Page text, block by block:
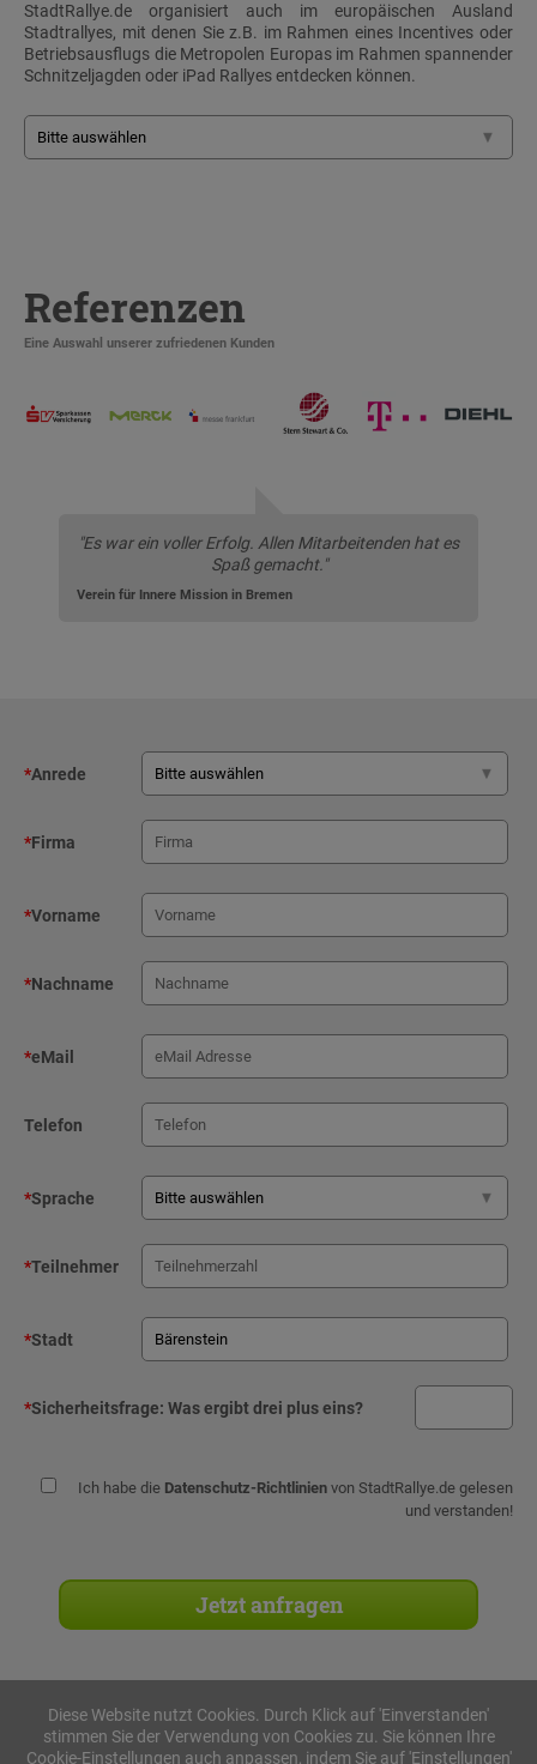
StadtRallye.de organisiert auch im europäischen Ausland
Stadtrallyes, mit denen Sie z.B. im Rahmen eines Incentives oder
Betriebsausflugs die Metropolen Europas im Rahmen spannender
Schnitzeljagden oder iPad Rallyes entdecken können.
Referenzen
Eine Auswahl unserer zufriedenen Kunden
"Es war ein voller Erfolg. Allen Mitarbeitenden hat es
Spaß gemacht."
Verein für Innere Mission in Bremen
*Anrede
*Firma
*Vorname
*Nachname
*eMail
Telefon
*Sprache
*Teilnehmer
*Stadt
*Sicherheitsfrage: Was ergibt drei plus eins?
Ich habe die Datenschutz-Richtlinien von StadtRallye.de gelesen
und verstanden!
Stadtrallyes
Diese Website nutzt Cookies. Durch Klick auf 'Einverstanden'
stimmen Sie der Verwendung von Cookies zu. Sie können Ihre
Cookie-Einstellungen auch anpassen, indem Sie auf 'Einstellungen'